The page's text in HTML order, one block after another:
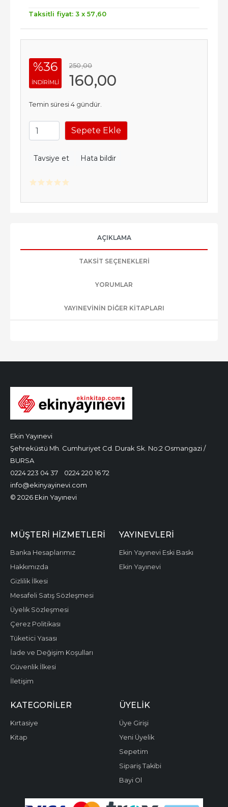
Taksitli fiyat: 3 x 57 ,60
%36
INDIRIMLI
250,00
160,00
Temin süresi 4 gündür.
Sepete Ekle
Tavsiye et Hata bildir
AÇIKLAMA
TAKSIT SEÇENEKLERI
YORUMLAR
YAYINEVININ DIĞER KITAPLARI
Ekin Yayınevi
Şehreküstü Mh. Cumhuriyet Cd. Durak Sk. No:2 Osmangazi /
BURSA
0224 223 04 37
0224 220 16 72
info@ekinyayinevi.com
© 2026 Ekin Yayınevi
MÜŞTERI HIZMETLERI
Banka Hesaplarımız
Hakkımızda
Gizlilik İlkesi
Mesafeli Satış Sözleşmesi
Üyelik Sözleşmesi
Çerez Politikası
Tüketici Yasası
İade ve Değişim Koşulları
Güvenlik İlkesi
İletişim
YAYINEVLERI
Ekin Yayınevi Eski Baskı
Ekin Yayınevi
KATEGORILER
Kırtasiye
Kitap
ÜYELIK
Üye Girişi
Yeni Üyelik
Sepetim
Sipariş Takibi
Bayi Ol